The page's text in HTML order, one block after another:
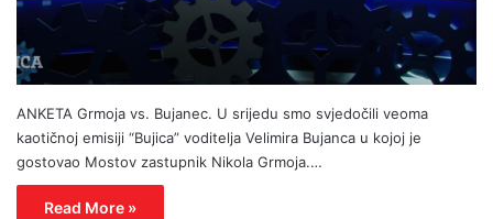
ANKETA Grmoja vs. Bujanec. U srijedu smo svjedočili veoma
kaotičnoj emisiji “Bujica” voditelja Velimira Bujanca u kojoj je
gostovao Mostov zastupnik Nikola Grmoja.…
Read More »